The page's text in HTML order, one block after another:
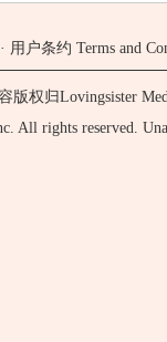
用户条约 Terms and
版权归Lovingsister
All rights reserved.